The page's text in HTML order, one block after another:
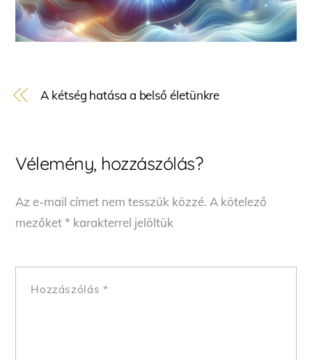
A kétség hatása a belső életünkre
Vélemény, hozzászólás?
Az e-mail címet nem tesszük közzé. A kötelező
mezőket* karakterrel jelöltük
Hozzászólás *